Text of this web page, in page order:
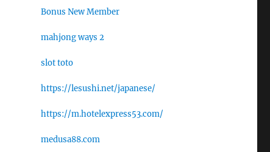
Bonus New Member
mahjong ways 2
slot toto
https://lesushi.net/japanese/
https://m.hotelexpress53.com/
medusa88.com